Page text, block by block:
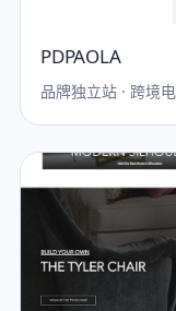
PDPAOLA
品牌独立站 · 跨境